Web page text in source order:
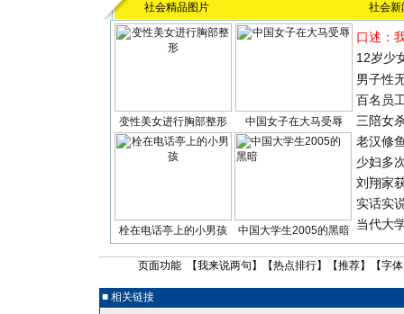
社会精品图片 社会新
变性美女进行胸部整形 中国女子在大马受辱
栓在电话亭上的小男孩 中国大学生2005的黑暗
口述：
12岁少
男子性
百名员
三陪女
老汉修
少妇多
刘翔家
实话实
当代大
页面功能 【我来说两句 】【热点排行】【推荐】【字
■ 相关链接